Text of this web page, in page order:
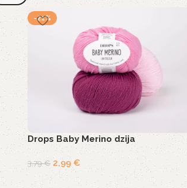
-21%
Drops Baby Merino dzija
3,79€ 2,99€